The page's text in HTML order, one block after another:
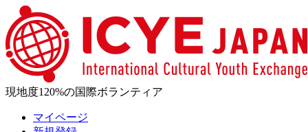
現地度120%の国際ボランティア
マイページ